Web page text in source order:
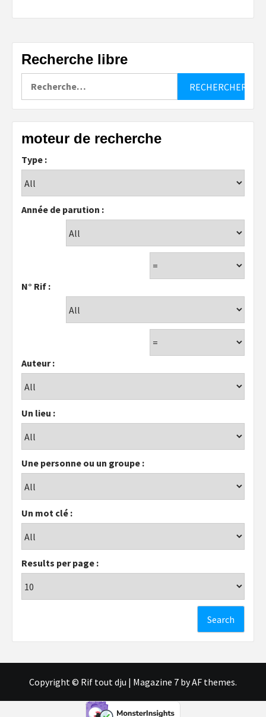
Recherche libre
moteur de recherche
Type :
Année de parution :
N° Rif :
Auteur :
Un lieu :
Une personne ou un groupe :
Un mot clé :
Results per page :
Copyright © Rif tout dju | Magazine 7 by AF themes.